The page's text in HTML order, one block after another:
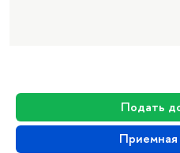
Подать
Приемная